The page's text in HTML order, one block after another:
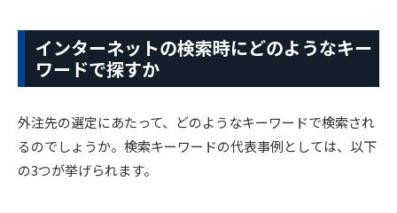
インターネットの検索時にどのようなキー
ワードで探すか
外注先の選定にあたって、どのようなキーワードで検索され
るのでしょうか。検索キーワードの代表事例としては、以下
の3つが挙げられます。